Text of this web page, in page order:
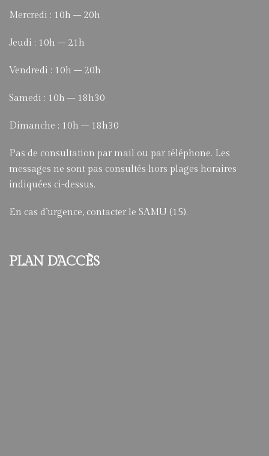
Mercredi : 10h – 20h
Jeudi : 10h – 21h
Vendredi : 10h – 20h
Samedi : 10h – 18h30
Dimanche : 10h – 18h30
Pas de consultation par mail ou par téléphone. Les
messages ne sont pas consultés hors plages horaires
indiquées ci-dessus.
En cas d’urgence, contacter le SAMU (15).
PLAN D’ACCÈS